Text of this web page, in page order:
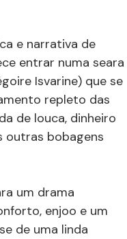
e narrativa de
entrar numa seara
Isvarine) que se
repleto das
de louca, dinheiro
outras bobagens
um drama
enjoo e um
de uma linda